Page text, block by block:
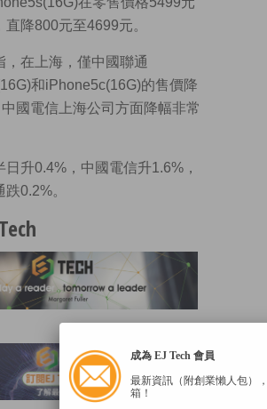
直降800元至4699元。
，在上海，僅中國聯通
和iPhone5c(16G)的售價降
國電信上海公司方面降幅非常
日升0.4%，中國電信升1.6%，
0.2%。
成為 EJ Tech 會員
最新資訊（附創業懶人包）
箱！